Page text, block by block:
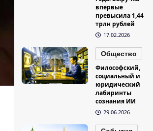
впервые
превысила 1,44
трлн рублей
17.02.2026
Общество
Философский,
социальный и
юридический
лабиринты
сознания ИИ
29.06.2026